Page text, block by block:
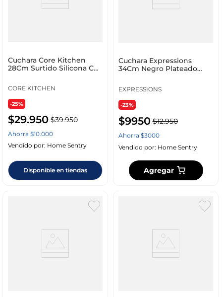
Cuchara Core Kitchen
28Cm Surtido Silicona Ch-
CORE KITCHEN
-25%
$29.950 $39.950
Ahorra $10.000
Vendido por: Home Sentry
Disponible en tiendas
Cuchara Expressions
34Cm Negro Plateado
EXPRESSIONS
-23%
$9950 $12.950
Ahorra $3000
Vendido por: Home Sentry
Agregar